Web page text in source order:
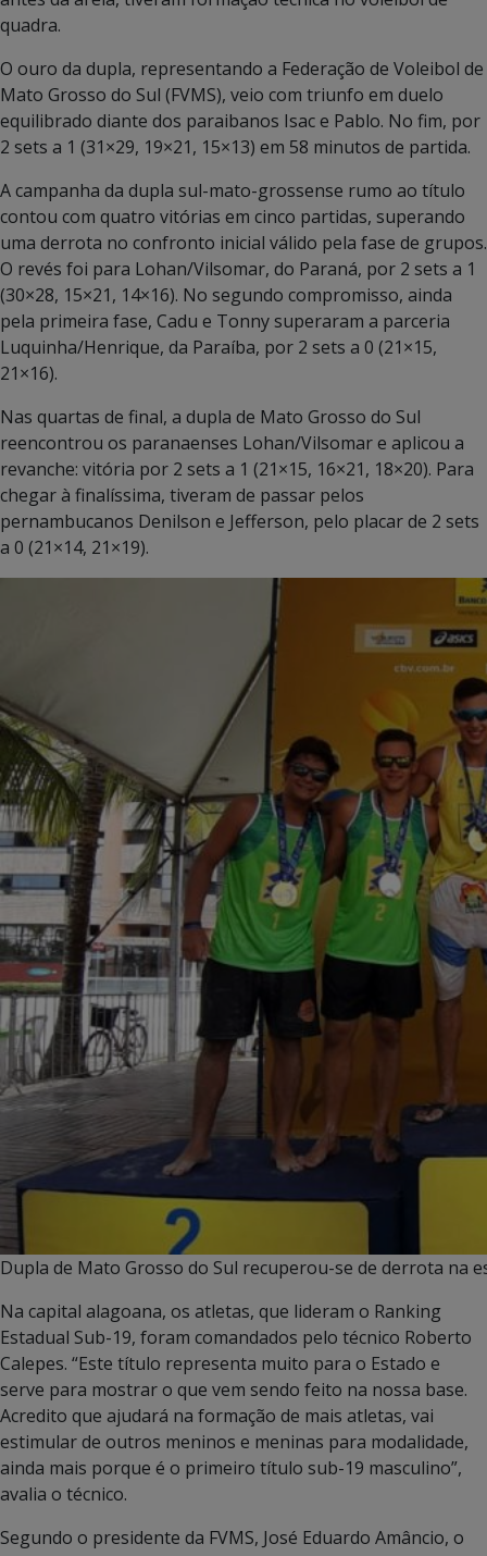
quadra.
O ouro da dupla, representando a Federação de Voleibol de
Mato Grosso do Sul (FVMS), veio com triunfo em duelo
equilibrado diante dos paraibanos Isac e Pablo. No fim, por
2 sets a 1 (31×29, 19×21, 15×13) em 58 minutos de partida.
A campanha da dupla sul-mato-grossense rumo ao título
contou com quatro vitórias em cinco partidas, superando
uma derrota no confronto inicial válido pela fase de grupos.
O revés foi para Lohan/Vilsomar, do Paraná, por 2 sets a 1
(30×28, 15×21, 14×16). No segundo compromisso, ainda
pela primeira fase, Cadu e Tonny superaram a parceria
Luquinha/Henrique, da Paraíba, por 2 sets a 0 (21×15,
21×16).
Nas quartas de final, a dupla de Mato Grosso do Sul
reencontrou os paranaenses Lohan/Vilsomar e aplicou a
revanche: vitória por 2 sets a 1 (21×15, 16×21, 18×20). Para
chegar à finalíssima, tiveram de passar pelos
pernambucanos Denilson e Jefferson, pelo placar de 2 sets
a 0 (21×14, 21×19).
Dupla de Mato Grosso do Sul recuperou-se de derrota na
Na capital alagoana, os atletas, que lideram o Ranking
Estadual Sub-19, foram comandados pelo técnico Roberto
Calepes. “Este título representa muito para o Estado e
serve para mostrar o que vem sendo feito na nossa base.
Acredito que ajudará na formação de mais atletas, vai
estimular de outros meninos e meninas para modalidade,
ainda mais porque é o primeiro título sub-19 masculino”,
avalia o técnico.
Segundo o presidente da FVMS, José Eduardo Amâncio, o